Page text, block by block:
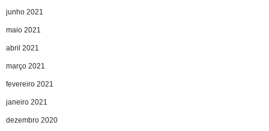
junho 2021
maio 2021
abril 2021
março 2021
fevereiro 2021
janeiro 2021
dezembro 2020